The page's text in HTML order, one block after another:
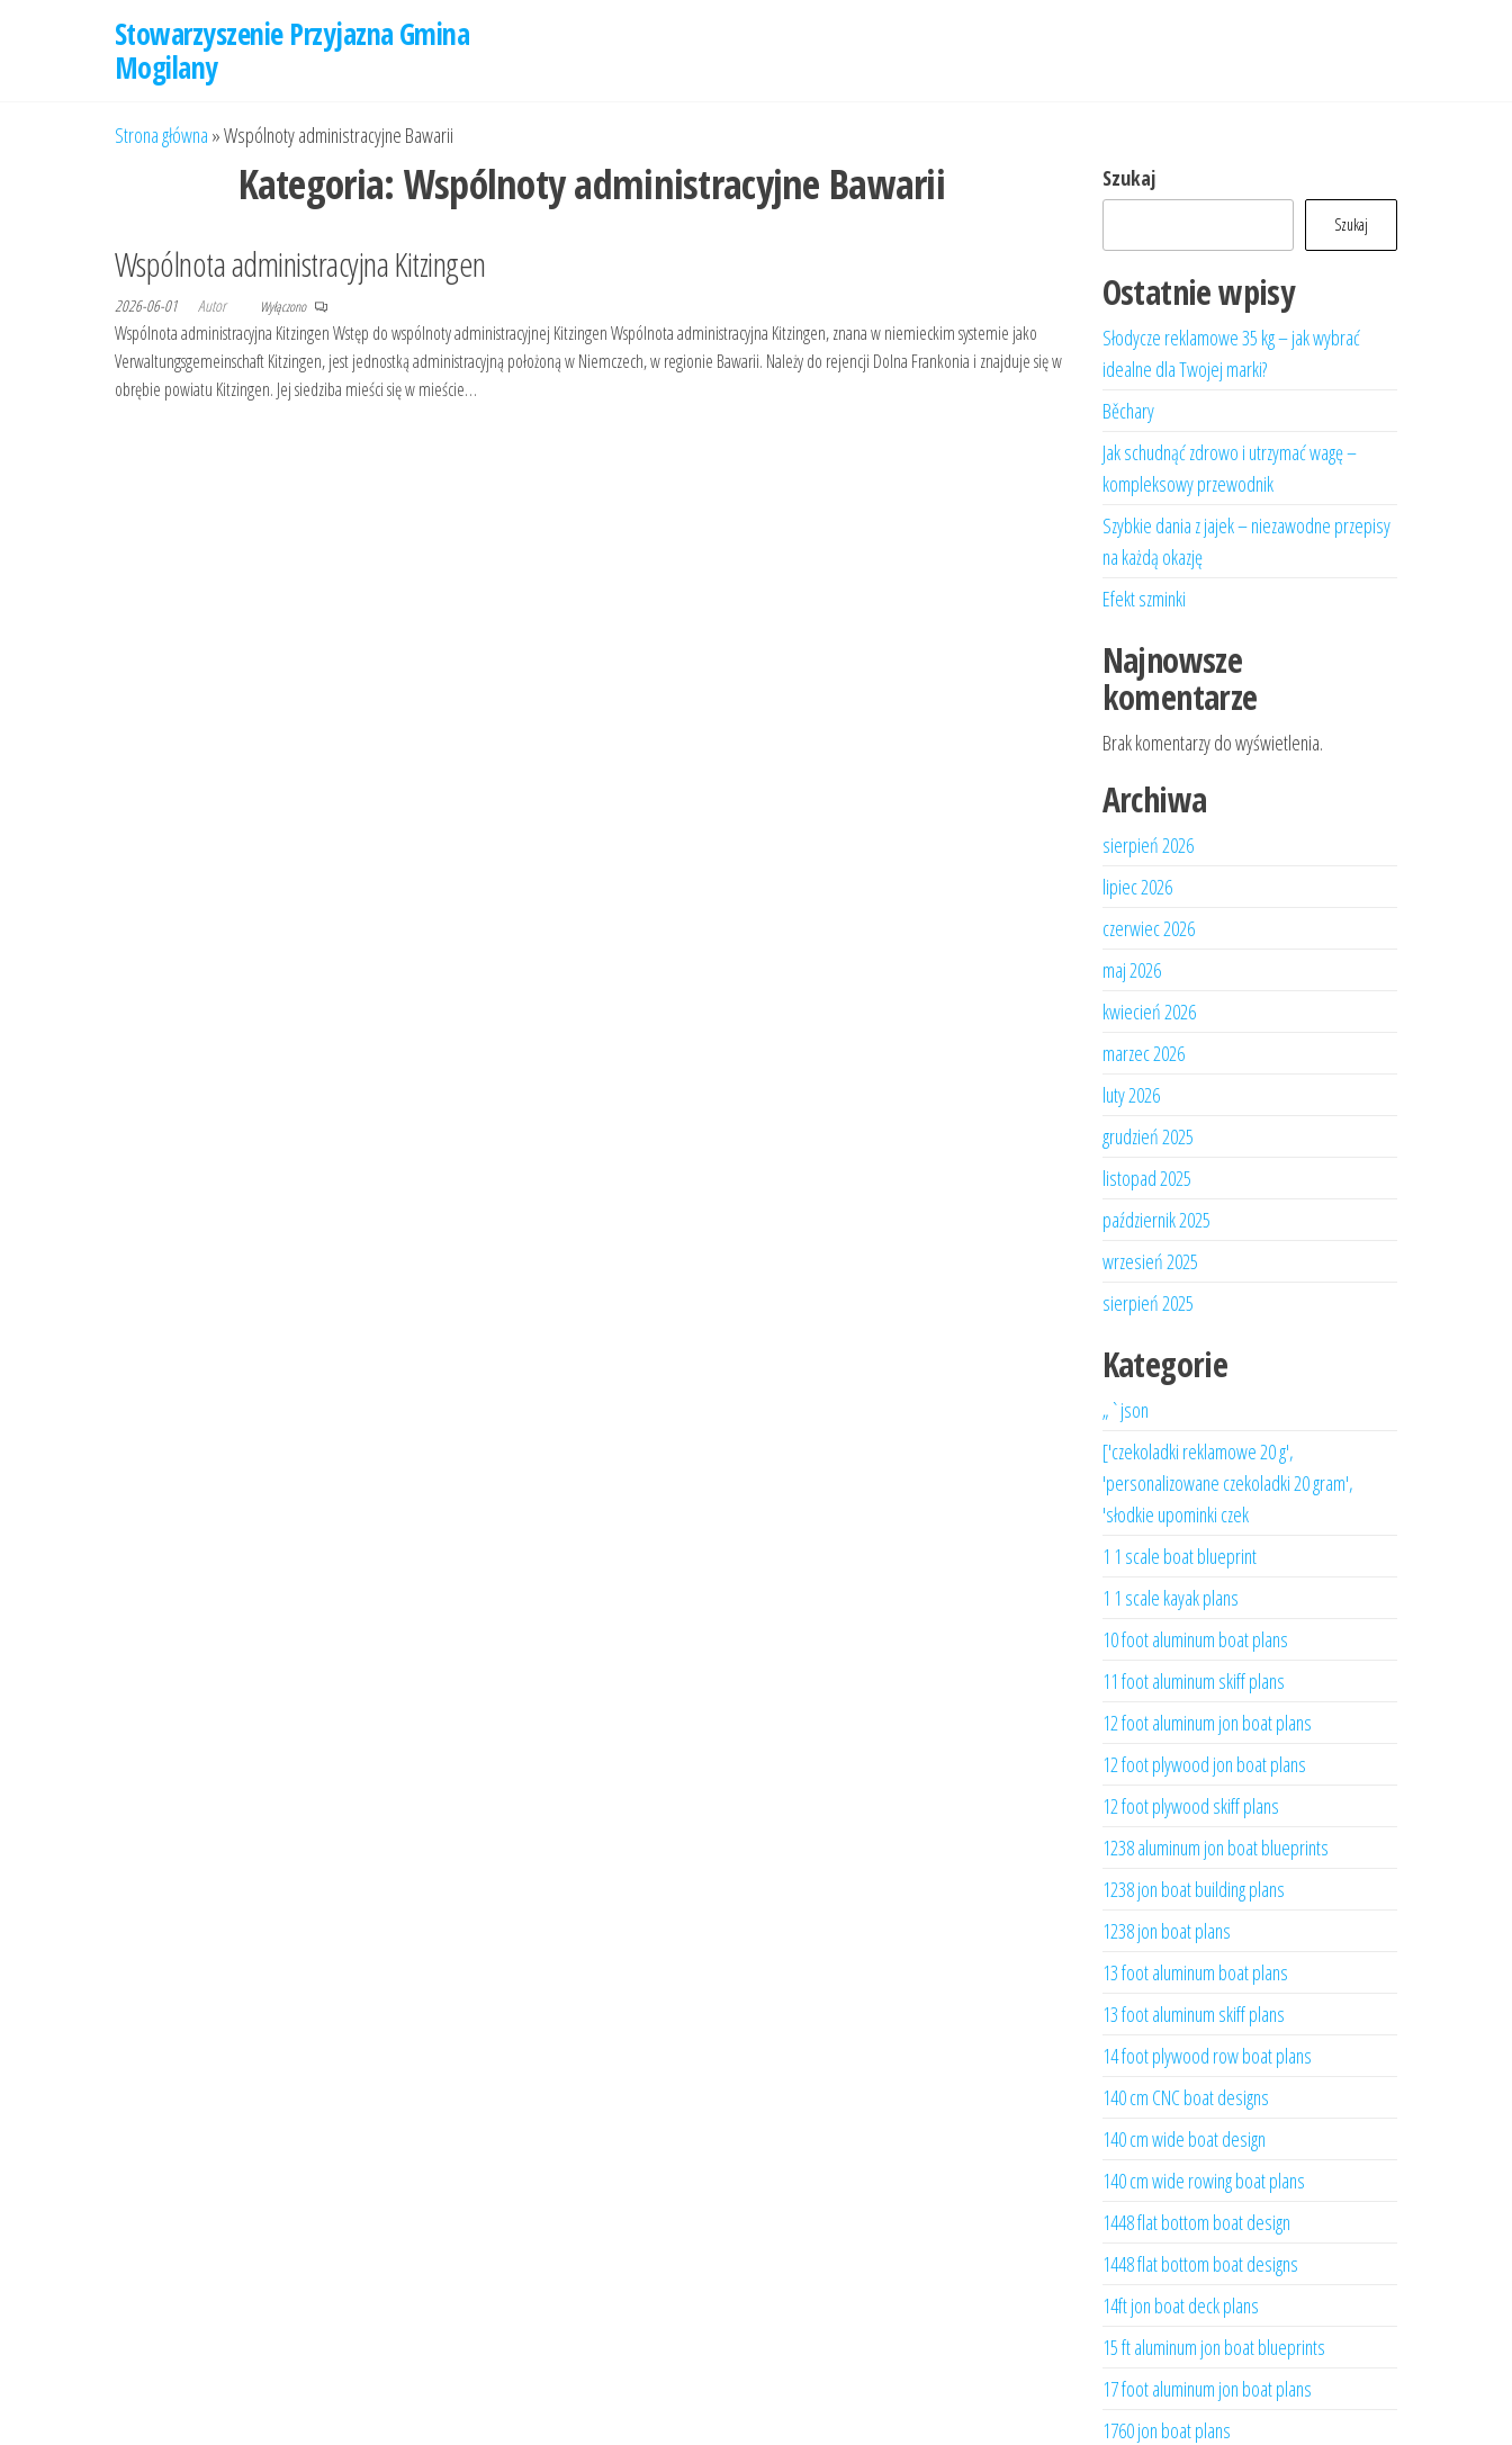
Stowarzyszenie Przyjazna Gmina
Mogilany
Strona główna »Wspólnoty administracyjne Bawarii
Kategoria: Wspólnoty administracyjne Bawarii
Wspólnota administracyjna Kitzingen
2026-06-01 Autor Wyłączono
Wspólnota administracyjna Kitzingen Wstęp do wspólnoty administracyjnej Kitzingen Wspólnota administracyjna Kitzingen, znana w niemieckim systemie jako
Verwaltungsgemeinschaft Kitzingen, jest jednostką administracyjną położoną w Niemczech, w regionie Bawarii. Należy do rejencji Dolna Frankonia i znajduje się w
obrębie powiatu Kitzingen. Jej siedziba mieści się w mieście…
Szukaj
Szukaj
Ostatnie wpisy
Słodycze reklamowe 35 kg – jak wybrać
idealne dla Twojej marki?
Běchary
Jak schudnąć zdrowo i utrzymać wagę –
kompleksowy przewodnik
Szybkie dania z jajek – niezawodne przepisy
na każdą okazję
Efekt szminki
Najnowsze
komentarze
Brak komentarzy do wyświetlenia.
Archiwa
sierpień 2026
lipiec 2026
czerwiec 2026
maj 2026
kwiecień 2026
marzec 2026
luty 2026
grudzień 2025
listopad 2025
październik 2025
wrzesień 2025
sierpień 2025
Kategorie
„`json
['czekoladki reklamowe 20 g',
'personalizowane czekoladki 20 gram',
'słodkie upominki czek
1 1 scale boat blueprint
1 1 scale kayak plans
10 foot aluminum boat plans
11 foot aluminum skiff plans
12 foot aluminum jon boat plans
12 foot plywood jon boat plans
12 foot plywood skiff plans
1238 aluminum jon boat blueprints
1238 jon boat building plans
1238 jon boat plans
13 foot aluminum boat plans
13 foot aluminum skiff plans
14 foot plywood row boat plans
140 cm CNC boat designs
140 cm wide boat design
140 cm wide rowing boat plans
1448 flat bottom boat design
1448 flat bottom boat designs
14ft jon boat deck plans
15 ft aluminum jon boat blueprints
17 foot aluminum jon boat plans
1760 jon boat plans